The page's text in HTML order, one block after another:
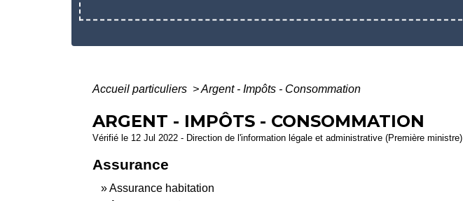
Accueil particuliers >Argent - Impôts - Consommation
ARGENT - IMPÔTS - CONSOMMATION
Vérifié le 12 Jul 2022 - Direction de l'information légale et administrative (Première ministre)
Assurance
Assurance habitation